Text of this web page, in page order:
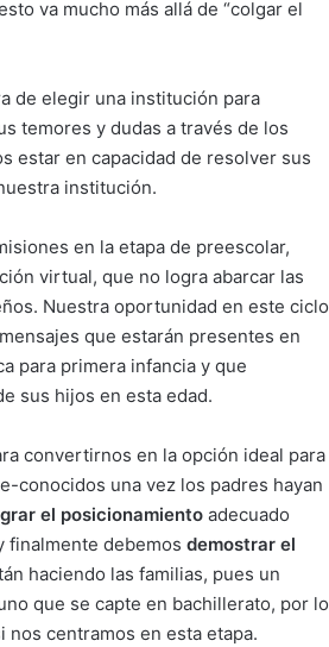
va mucho más allá de “colgar el
de elegir una institución para
temores y dudas a través de los
estar en capacidad de resolver sus
institución.
en la etapa de preescolar,
virtual, que no logra abarcar las
Nuestra oportunidad en este ciclo
que estarán presentes en
para primera infancia y que
sus hijos en esta edad.
convertirnos en la opción ideal para
conocidos una vez los padres hayan
el posicionamiento adecuado
finalmente debemos demostrar el
haciendo las familias, pues un
que se capte en bachillerato, por lo
centramos en esta etapa.